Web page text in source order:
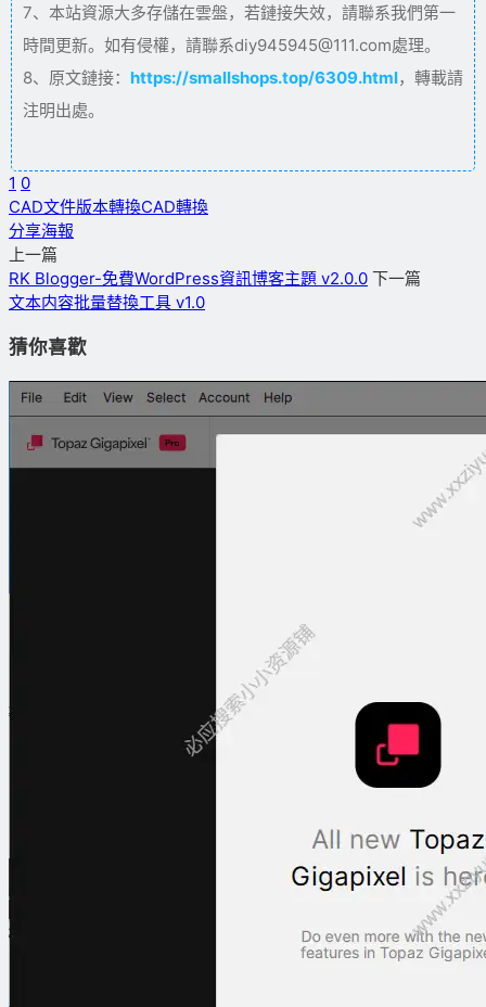
7、本站資源大多存儲在雲盤，若鏈接失效，請聯系我們第一
時間更新。如有侵權，請聯系diy945945@111.com處理。
8、原文鏈接： https://smallshops.top/6309.html，轉載請
注明出處。
1 0
CAD文件版本轉換CAD轉換
分享海報
上一篇
RK Blogger-免費WordPress資訊博客主題 v2.0.0 下一篇
文本内容批量替換工具 v1.0
猜你喜歡